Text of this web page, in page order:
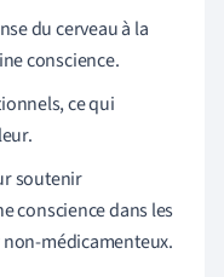
du cerveau à la
conscience.
ce qui
soutenir
conscience dans les
médicamenteux.